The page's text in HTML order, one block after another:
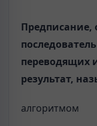
Предписание,
переводящих
результат,
алгоритмом